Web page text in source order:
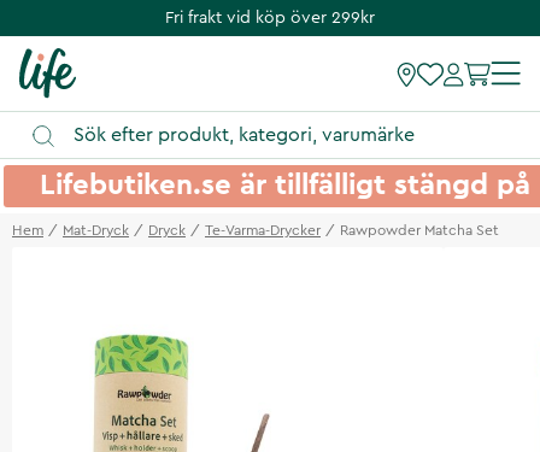
Fri frakt vid köp över 299kr
Lifebutiken.se är tillfälligt stängd
Hem Mat-Dryck Dryck Te-Varma-Drycker Rawpowder Matcha Set